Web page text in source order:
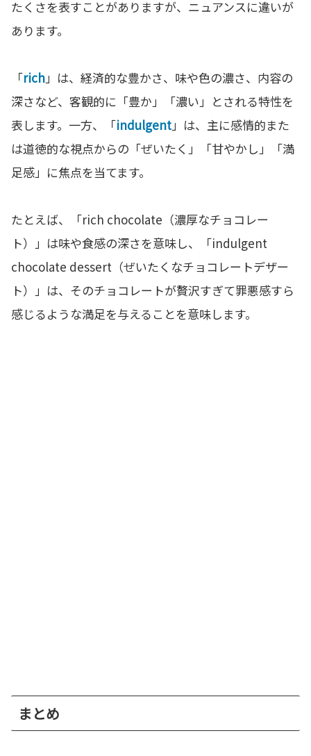
たくさを表すことがありますが、ニュアンスに違いが
あります。
「rich」は、経済的な豊かさ、味や色の濃さ、内容の
深さなど、客観的に「豊か」「濃い」とされる特性を
表します。一方、「indulgent」は、主に感情的また
は道徳的な視点からの「ぜいたく」「甘やかし」「満
足感」に焦点を当てます。
たとえば、「rich chocolate（濃厚なチョコレー
ト）」は味や食感の深さを意味し、「indulgent
chocolate dessert（ぜいたくなチョコレートデザー
ト）」は、そのチョコレートが贅沢すぎて罪悪感すら
感じるような満足を与えることを意味します。
まとめ